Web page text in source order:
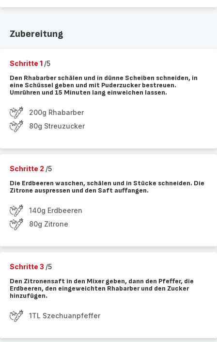
Zubereitung
Schritte 1 /5
Den Rhabarber schälen und in dünne Scheiben schneiden, in
eine Schüssel geben und mit Puderzucker bestreuen.
Umrühren und 15 Minuten lang einweichen lassen.
200g Rhabarber
80g Streuzucker
Schritte 2 /5
Die Erdbeeren waschen, schälen und in Stücke schneiden. Die
Zitrone auspressen und den Saft auffangen.
140g Erdbeeren
80g Zitrone
Schritte 3 /5
Den Zitronensaft in den Mixer geben, dann den Pfeffer, die
Erdbeeren, den eingeweichten Rhabarber und den Zucker
hinzufügen.
1TL Szechuanpfeffer